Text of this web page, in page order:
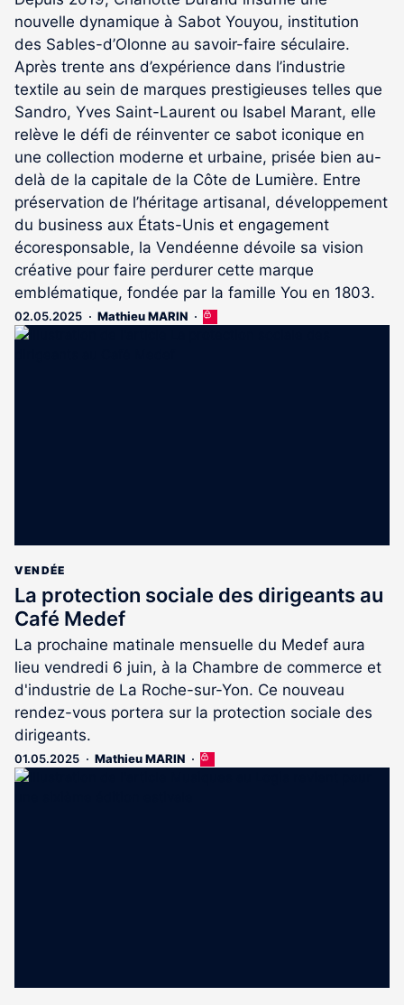
nouvelle dynamique à Sabot Youyou, institution
des Sables-d’Olonne au savoir-faire séculaire.
Après trente ans d’expérience dans l’industrie
textile au sein de marques prestigieuses telles que
Sandro, Yves Saint-Laurent ou Isabel Marant, elle
relève le défi de réinventer ce sabot iconique en
une collection moderne et urbaine, prisée bien au-
delà de la capitale de la Côte de Lumière. Entre
préservation de l’héritage artisanal, développement
du business aux États-Unis et engagement
écoresponsable, la Vendéenne dévoile sa vision
créative pour faire perdurer cette marque
emblématique, fondée par la famille You en 1803.
02.05.2025 Mathieu MARIN
Cet
VENDÉE
La protection sociale des dirigeants au
Café Medef
La prochaine matinale mensuelle du Medef aura
lieu vendredi 6 juin, à la Chambre de commerce et
d'industrie de La Roche-sur-Yon. Ce nouveau
rendez-vous portera sur la protection sociale des
dirigeants.
01.05.2025 Mathieu MARIN
Cet